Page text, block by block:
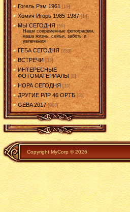
Гогель Рэм 1961 [15]
Хомич Игорь 1985-1987 [14]
МЫ СЕГОДНЯ [55]
Наши современные фотографии,
наша жизнь, семьи, заботы и
увлечения
ГЕБА СЕГОДНЯ [253]
ВСТРЕЧИ [33]
ИНТЕРЕСНЫЕ
ФОТОМАТЕРИАЛЫ [8]
НОРА СЕГОДНЯ [10]
ДРУГИЕ РЛР 46 ОРТБ [31]
GEBA 2017 [904]
Copyright MyCorp © 2026